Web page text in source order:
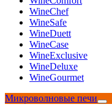
WineChef
WineSafe
WineDuett
WineCase
WineExclusive
WineDeluxe
WineGourmet
Микроволновые печи